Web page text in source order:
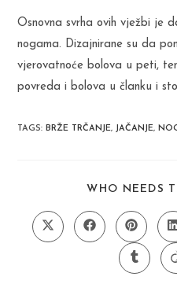
Osnovna svrha ovih vježbi je
nogama. Dizajnirane su da
vjerovatnoće bolova u peti,
povreda i bolova u članku i
TAGS: BRŽE TRČANJE, JAČANJE,
WHO NEEDS
Opens
in
Opens
in
Opens
in
a
new
window
Opens
in